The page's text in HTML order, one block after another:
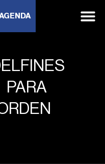
PARA